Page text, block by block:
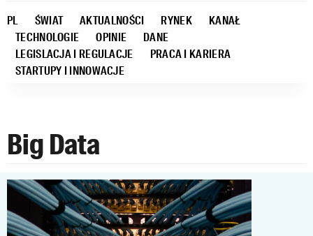
PL ŚWIAT AKTUALNOŚCI RYNEK
KANAŁ
TECHNOLOGIE
OPINIE
DANE
LEGISLACJA I REGULACJE
PRACA I KARIERA
STARTUPY I INNOWACJE
Big Data